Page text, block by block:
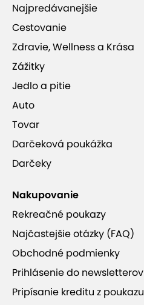
Najpredávanejšie
Cestovanie
Zdravie, Wellness a Krása
Zážitky
Jedlo a pitie
Auto
Tovar
Darčeková poukážka
Darčeky
Nakupovanie
Rekreačné poukazy
Najčastejšie otázky (FAQ)
Obchodné podmienky
Prihlásenie do newsletterov
Pripísanie kreditu z poukazu